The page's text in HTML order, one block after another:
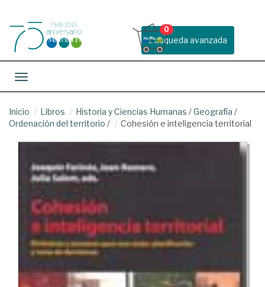
Busqueda avanzada
0
Toggle navigation
Inicio Libros Historia y Ciencias Humanas /Geografía /
Ordenación del territorio / Cohesión e inteligencia territorial